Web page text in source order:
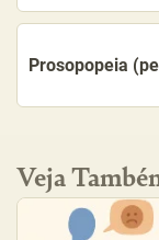
Prosopopeia
Veja